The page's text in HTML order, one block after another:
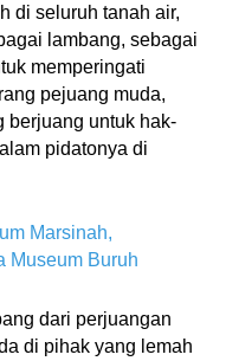
di seluruh tanah air,
lambang, sebagai
memperingati
pejuang muda,
berjuang untuk hak-
pidatonya di
Marsinah,
Museum Buruh
dari perjuangan
di pihak yang lemah